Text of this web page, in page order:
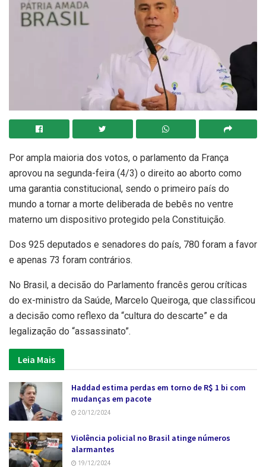
Por ampla maioria dos votos, o parlamento da França
aprovou na segunda-feira (4/3) o direito ao aborto como
uma garantia constitucional, sendo o primeiro país do
mundo a tornar a morte deliberada de bebês no ventre
materno um dispositivo protegido pela Constituição.
Dos 925 deputados e senadores do país, 780 foram a favor
e apenas 73 foram contrários.
No Brasil, a decisão do Parlamento francês gerou críticas
do ex-ministro da Saúde, Marcelo Queiroga, que classificou
a decisão como reflexo da “cultura do descarte” e da
legalização do “assassinato”.
Leia Mais
Haddad estima perdas em torno de R$ 1 bi com
mudanças em pacote
20/12/2024
Violência policial no Brasil atinge números
alarmantes
19/12/2024